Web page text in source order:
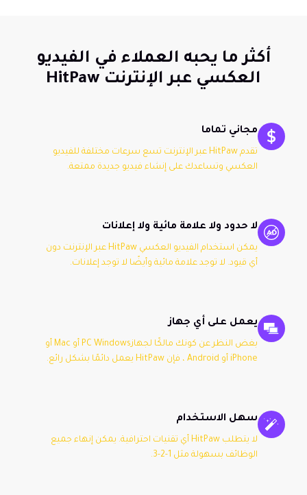
أكثر ما يحبه العملاء في الفيديو
العكسي عبر الإنترنت HitPaw
مجاني تماما
تقدم HitPaw عبر الإنترنت تسع سرعات مختلفة للفيديو
العكسي وتساعدك على إنشاء فيديو جديدة ممتعة.
لا حدود ولا علامة مائية ولا إعلانات
يمكن استخدام الفيديو العكسي HitPaw عبر الإنترنت دون
أي قيود. لا توجد علامة مائية وأيضًا لا توجد إعلانات.
يعمل على أي جهاز
بغض النظر عن كونك مالكًا لجهازPC Windows أو Mac أو
iPhone أو Android ، فإن HitPaw يعمل دائمًا بشكل رائع.
سهل الاستخدام
لا يتطلب HitPaw أي تقنيات احترافية. يمكن إنهاء جميع
الوظائف بسهولة مثل 1-2-3.